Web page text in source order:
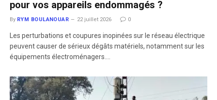
pour vos appareils endommagés ?
By RYM BOULANOUAR 22 juillet 2026 0
​Les perturbations et coupures inopinées sur le réseau électrique
peuvent causer de sérieux dégâts matériels, notamment sur les
équipements électroménagers.…